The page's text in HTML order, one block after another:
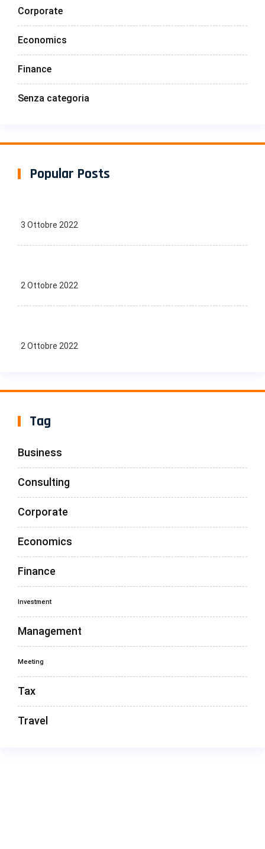
Corporate
Economics
Finance
Senza categoria
Popular Posts
3 Ottobre 2022
2 Ottobre 2022
2 Ottobre 2022
Tag
Business
Consulting
Corporate
Economics
Finance
Investment
Management
Meeting
Tax
Travel